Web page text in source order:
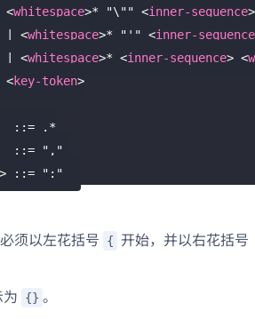
<whitespace>* "\"" <inner-sequence>
<whitespace>* "'" <inner-sequence
<whitespace>* <inner-sequence> <
<key-token>
::= .*
  ::= ","
> ::= ":"
须以左花括号
{ 开始，并以右花括号
{} 。